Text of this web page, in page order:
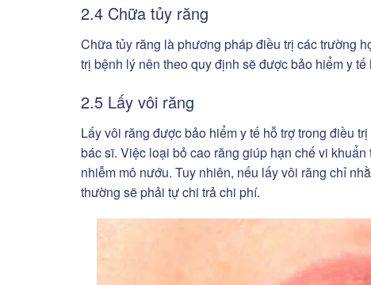
2.4 Chữa tủy răng
Chữa tủy răng là phương pháp điều trị các trường
trị bệnh lý nên theo quy định sẽ được bảo hiểm y
2.5 Lấy vôi răng
Lấy vôi răng được bảo hiểm y tế hỗ trợ trong điều
bác sĩ. Việc loại bỏ cao răng giúp hạn chế vi
nhiễm mô nướu. Tuy nhiên, nếu lấy vôi răng chỉ
thường sẽ phải tự chi trả chi phí.